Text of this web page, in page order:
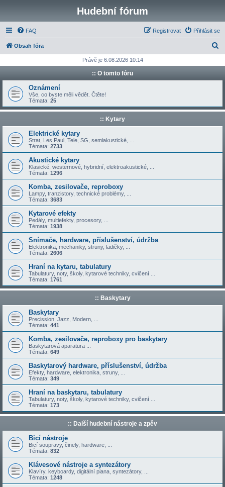
Hudební fórum
FAQ Přihlásit se
Registrovat
Obsah fóra
d
t
Právě je 6.08.2026 10:14
:: O tomto fóru
Oznámení
Vše, co byste měli vědět. Čtěte!
Témata: 25
:: Kytary
Elektrické kytary
Strat, Les Paul, Tele, SG, semiakustické, ...
Témata: 2733
Akustické kytary
Klasické, westernové, hybridní, elektroakustické, ...
Témata: 1296
Komba, zesilovače, reproboxy
Lampy, tranzistory, technické problémy, ...
Témata: 3683
Kytarové efekty
Pedály, multiefekty, procesory, ...
Témata: 1938
Snímače, hardware, příslušenství, údržba
Elektronika, mechaniky, struny, ladičky, ...
Témata: 2606
Hraní na kytaru, tabulatury
Tabulatury, noty, školy, kytarové techniky, cvičení ...
Témata: 1761
:: Baskytary
Baskytary
Precission, Jazz, Modern, ...
Témata: 441
Komba, zesilovače, reproboxy pro baskytary
Baskytarová aparatura ...
Témata: 649
Baskytarový hardware, příslušenství, údržba
Efekty, hardware, elektronika, struny, ...
Témata: 349
Hraní na baskytaru, tabulatury
Tabulatury, noty, školy, kytarové techniky, cvičení ...
Témata: 173
:: Další hudební nástroje a zpěv
Bicí nástroje
Bicí soupravy, činely, hardware, ...
Témata: 832
Klávesové nástroje a syntezátory
Klavíry, keyboardy, digitální piana, syntezátory, ...
Témata: 1248